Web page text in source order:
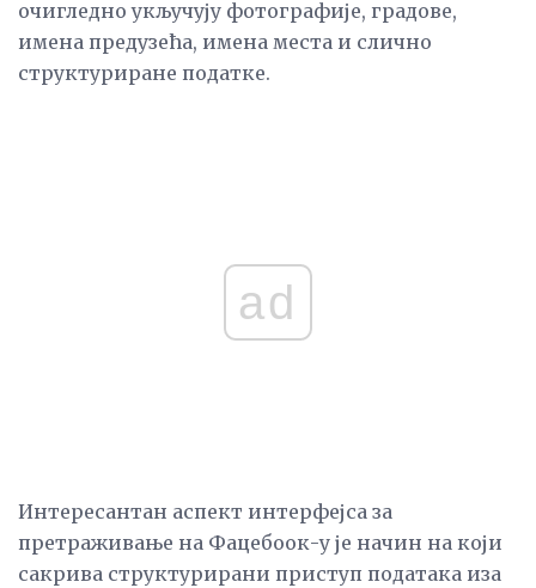
очигледно укључују фотографије, градове,
имена предузећа, имена места и слично
структуриране податке.
ad
Интересантан аспект интерфејса за
претраживање на Фацебоок-у је начин на који
сакрива структурирани приступ података иза